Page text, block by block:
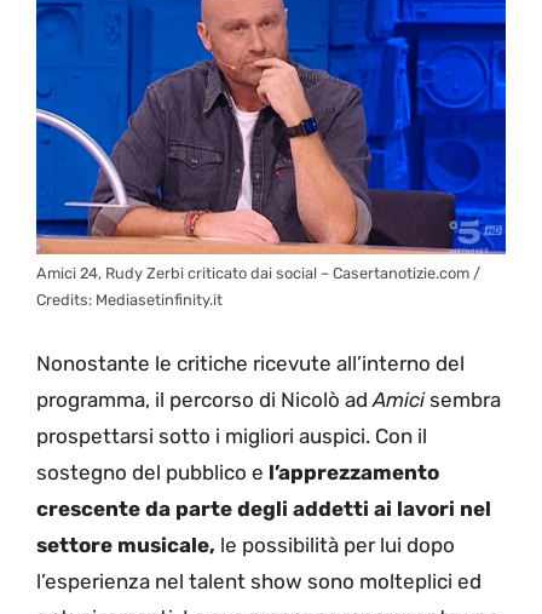
Amici 24, Rudy Zerbi criticato dai social – Casertanotizie.com /
Credits: Mediasetinfinity.it
Nonostante le critiche ricevute all’interno del
programma, il percorso di Nicolò ad Amicisembra
prospettarsi sotto i migliori auspici. Con il
sostegno del pubblico e l’apprezzamento
crescente da parte degli addetti ai lavori nel
settore musicale, le possibilità per lui dopo
l’esperienza nel talent show sono molteplici ed